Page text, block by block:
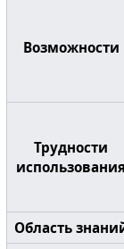
Возможности
Трудности
использования
Область